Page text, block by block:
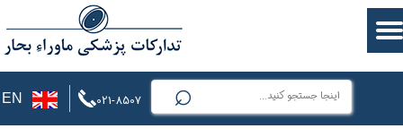
021-8507
EN ⌕